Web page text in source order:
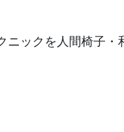
ニックを人間椅子・